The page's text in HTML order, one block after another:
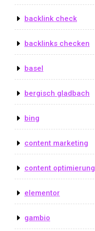
backlink check
backlinks checken
basel
bergisch gladbach
bing
content marketing
content optimierung
elementor
gambio